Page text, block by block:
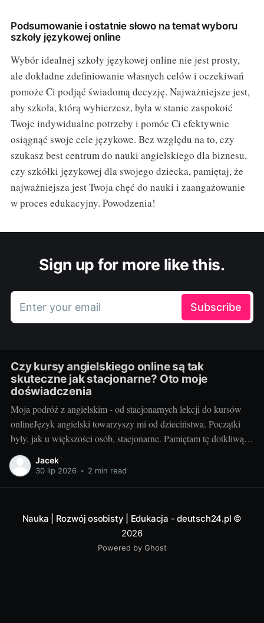
Podsumowanie i ostatnie słowo na temat wyboru
szkoły językowej online
Wybór idealnej szkoły językowej online nie jest prosty,
ale dokładne zdefiniowanie własnych celów i oczekiwań
pomoże Ci podjąć świadomą decyzję. Najważniejsze jest,
aby szkoła, którą wybierzesz, była w stanie zaspokoić
Twoje indywidualne potrzeby i pomóc Ci efektywnie
osiągnąć swoje cele językowe. Bez względu na to, czy
szukasz best centrum do nauki angielskiego dla biznesu,
czy szkółki językowej dla swojego dziecka, pamiętaj, że
najważniejsza jest Twoja chęć do nauki i zaangażowanie
w proces edukacyjny. Powodzenia!
Sign up for more like this.
Enter your email Subscribe
Czy kursy angielskiego online są tak
skuteczne jak stacjonarne? Oto moje
doświadczenia
Moja podróż z angielskim - od stacjonarnych lekcji do kursów
onlineJęzyk angielski towarzyszy mi od dzieciństwa. Początki
były, jak u większości osób, stacjonarne. Pamiętam tę dotkliwą
niechęć do porannego wstawania, pendolowania do szkoły i
powrotów w gorszym nastroju, niż w momencie wyjścia.
Jacek
30 lip 2026 • 2 min read
Nauka | Rozwój osobisty | Edukacja - deutsch24.pl ©
2026
Powered by Ghost